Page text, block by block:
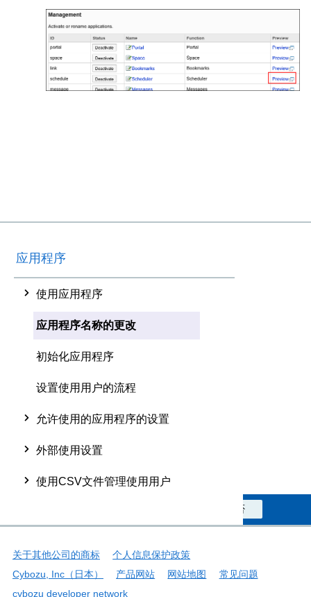
应用程序
使用应用程序
应用程序名称的更改
初始化应用程序
设置使用用户的流程
允许使用的应用程序的设置
外部使用设置
使用CSV文件管理使用用户
否
关于其他公司的商标
个人信息保护政策
Cybozu, Inc（日本）
产品网站 网站地图
常见问题
cybozu developer network